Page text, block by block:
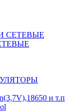
СЕТЕВЫЕ
и т.п